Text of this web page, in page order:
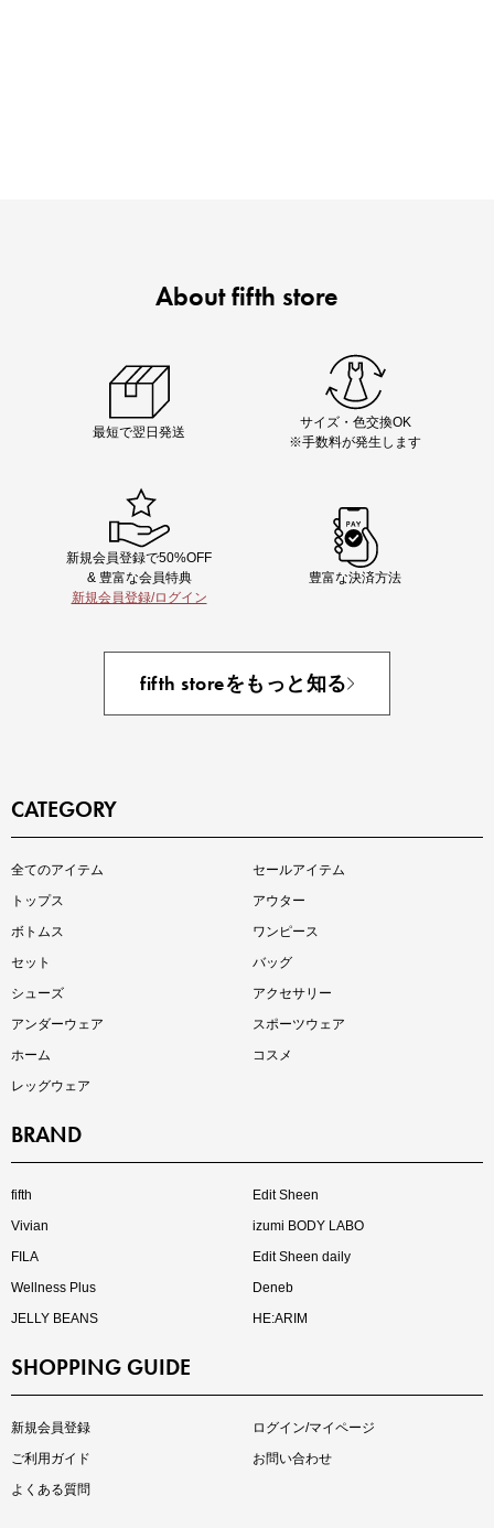
夏服まとめて手に入れるなら今
注目の新作が販売開始
インスタライブ【8.7配信】
大人の着映えアイテム5選
About fifth store
最短で翌日発送
サイズ・色交換OK
※手数料が発生します
新規会員登録で50%OFF
& 豊富な会員特典
新規会員登録/ログイン
豊富な決済方法
fifth storeをもっと知る
CATEGORY
全てのアイテム
セールアイテム
トップス
アウター
ボトムス
ワンピース
セット
バッグ
シューズ
アクセサリー
アンダーウェア
スポーツウェア
ホーム
コスメ
レッグウェア
BRAND
fifth
Edit Sheen
Vivian
izumi BODY LABO
FILA
Edit Sheen daily
Wellness Plus
Deneb
JELLY BEANS
HE:ARIM
SHOPPING GUIDE
新規会員登録
ログイン/マイページ
ご利用ガイド
お問い合わせ
よくある質問